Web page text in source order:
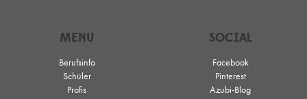
MENU
Berufsinfo
Schüler
Profis
SOCIAL
Facebook
Pinterest
Azubi-Blog